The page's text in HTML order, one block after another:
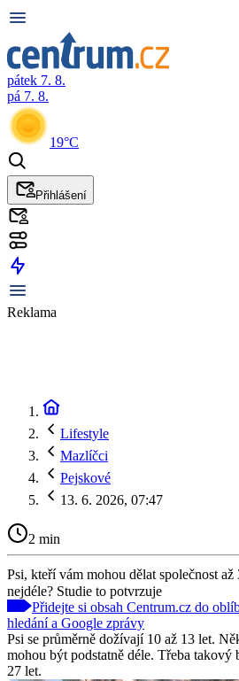
pátek 7. 8.
pá 7. 8.
19°C
Přihlášení
Reklama
Lifestyle
Mazlíčci
Pejskové
13. 6. 2026, 07:47
2 min
Psi, kteří vám mohou dělat společnost
nejdéle? Studie to potvrzuje
Přidejte si obsah Centrum.cz do
hledání a Google zprávy
Psi se průměrně dožívají 10 až 13 let.
mohou být podstatně déle. Třeba takový
27 let.